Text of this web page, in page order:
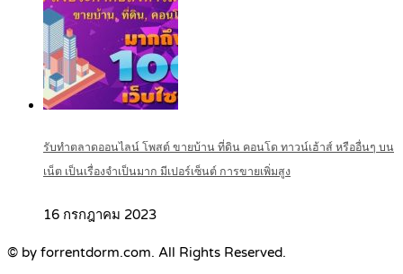
รับทำตลาดออนไลน์ โพสต์ ขายบ้าน ที่ดิน คอนโด ทาวน์เฮ้าส์ หรืออื่นๆ บน
เน็ต เป็นเรื่องจำเป็นมาก มีเปอร์เซ็นต์ การขายเพิ่มสูง
16 กรกฎาคม 2023
© by forrentdorm.com. All Rights Reserved.